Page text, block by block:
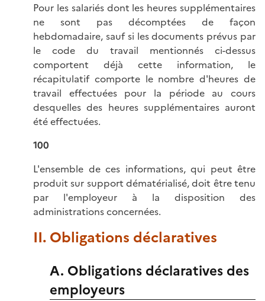
Pour les salariés dont les heures supplémentaires
ne sont pas décomptées de façon
hebdomadaire, sauf si les documents prévus par
le code du travail mentionnés ci-dessus
comportent déjà cette information, le
récapitulatif comporte le nombre d'heures de
travail effectuées pour la période au cours
desquelles des heures supplémentaires auront
été effectuées.
100
L'ensemble de ces informations, qui peut être
produit sur support dématérialisé, doit être tenu
par l'employeur à la disposition des
administrations concernées.
II. Obligations déclaratives
A. Obligations déclaratives des
employeurs